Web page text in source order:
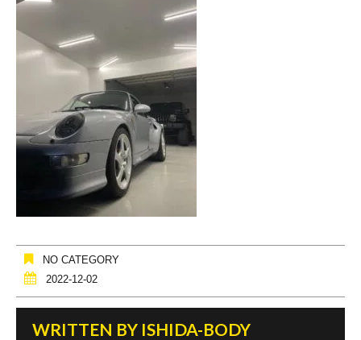
NO CATEGORY
2022-12-02
WRITTEN BY ISHIDA-BODY